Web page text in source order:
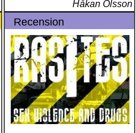
Håkan Olsson
Recension